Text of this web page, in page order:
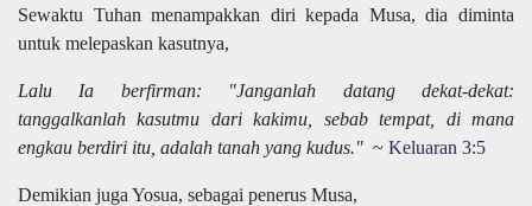
Sewaktu Tuhan menampakkan diri kepada Musa, dia diminta
untuk melepaskan kasutnya,
Lalu Ia berfirman: "Janganlah datang dekat-dekat:
tanggalkanlah kasutmu dari kakimu, sebab tempat, di mana
engkau berdiri itu, adalah tanah yang kudus." ~ Keluaran 3:5
Demikian juga Yosua, sebagai penerus Musa,